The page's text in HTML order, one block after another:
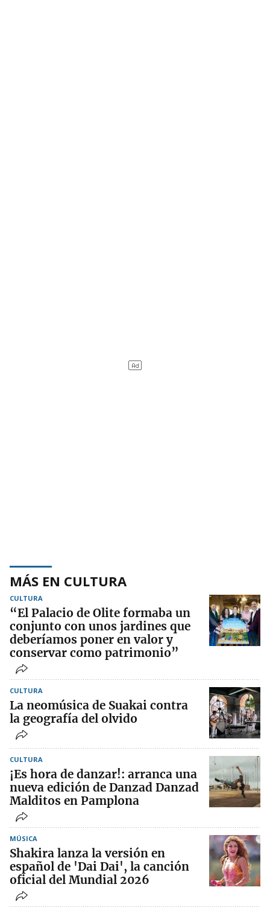
MÁS EN CULTURA
CULTURA
“El Palacio de Olite formaba un
conjunto con unos jardines que
deberíamos poner en valor y
conservar como patrimonio”
CULTURA
La neomúsica de Suakai contra
la geografía del olvido
CULTURA
¡Es hora de danzar!: arranca una
nueva edición de Danzad Danzad
Malditos en Pamplona
MÚSICA
Shakira lanza la versión en
español de 'Dai Dai', la canción
oficial del Mundial 2026